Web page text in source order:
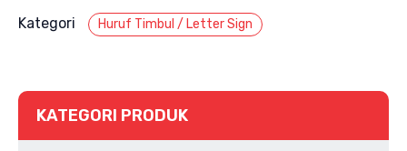
Kategori Huruf Timbul / Letter Sign
KATEGORI PRODUK